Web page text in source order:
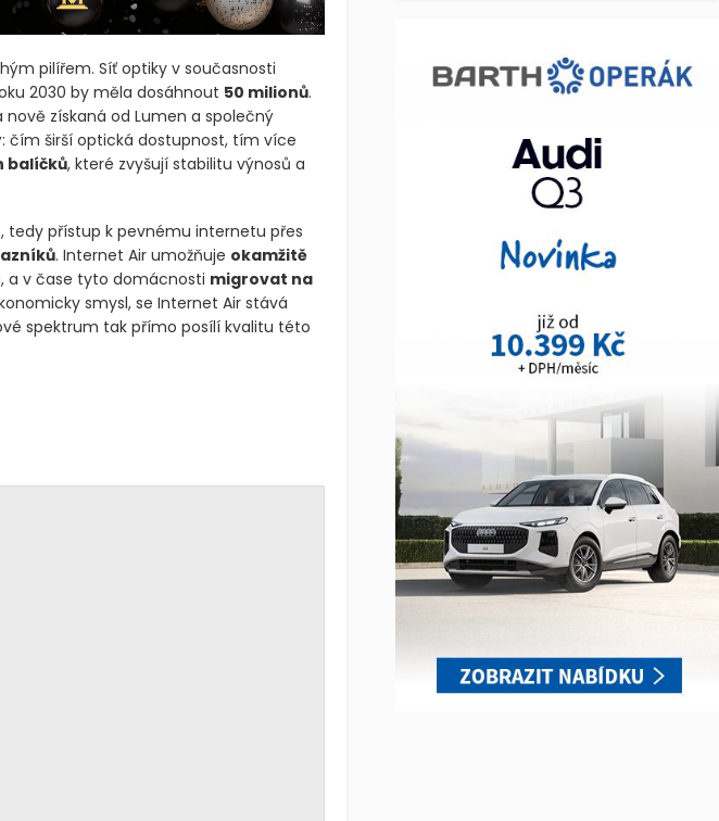
pilířem. Síť optiky v současnosti
2030 by měla dosáhnout 50 milionů.
získaná od Lumen a společný
čím širší optická dostupnost, tím více
balíčků, které zvyšují stabilitu výnosů a
, tedy přístup k pevnému internetu přes
. Internet Air umožňuje okamžitě
a v čase tyto domácnosti migrovat na
smysl, se Internet Air stává
spektrum tak přímo posílí kvalitu této